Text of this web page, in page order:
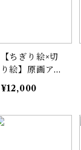
【ちぎり絵×切
り絵】原画アー
ト『oni-oohas
i（オニオオハ
¥12,000